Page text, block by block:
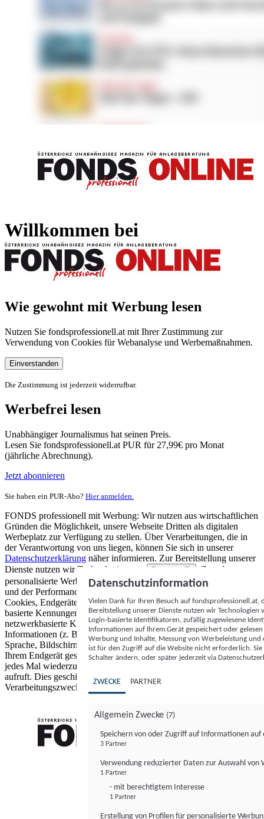
Willkommen bei
Wie gewohnt mit Werbung lesen
Nutzen Sie fondsprofessionell.at mit Ihrer Zustimmung zur
Verwendung von Cookies für Webanalyse und Werbemaßnahmen.
Einverstanden
Die Zustimmung ist jederzeit widerrufbar.
Werbefrei lesen
Unabhängiger Journalismus hat seinen Preis.
Lesen Sie fondsprofessionell.at PUR für 27,99€ pro Monat
(jährliche Abrechnung).
Jetzt abonnieren
Sie haben ein PUR-Abo? Hier anmelden.
FONDS professionell mit Werbung: Wir nutzen aus wirtschaftlichen
Gründen die Möglichkeit, unsere Webseite Dritten als digitalen
Werbeplatz zur Verfügung zu stellen. Über Verarbeitungen, die in
der Verantwortung von uns liegen, können Sie sich in unserer
Datenschutzerklärung näher informieren. Zur Bereitstellung unserer
Dienste nutzen wir Technologien von
Partnern (5)
. Zwecke:
personalisierte Werbung und Inhalte, Messung von Werbeleistung
und der Performance von Inhalten sowie Zielgruppenforschung.
Cookies, Endgeräte- oder ähnliche Online-Kennungen (z. B. login-
basierte Kennungen, zufällig generierte Kennungen,
netzwerkbasierte Kennungen) können zusammen mit anderen
Informationen (z. B. Browsertyp und Browserinformationen,
Sprache, Bildschirmgröße, unterstützte Technologien usw.) auf
Ihrem Endgerät gespeichert oder von dort ausgelesen werden, um es
jedes Mal wiederzuerkennen, wenn es eine App oder einer Webseite
aufruft. Dies geschieht für einen oder mehrere der hier aufgeführten
Verarbeitungszwecke.
Datenschutzinformation
Vielen Dank für Ihren Besuch auf
Bereitstellung unserer Dienste nutzen wir Technologien
Login-basierte Identifikatoren, zufällig zugewiesene
Informationen auf Ihrem Gerät gespeichert oder
Werbung und Inhalte, Messung von Werbeleistung
ist für den Zugriff auf die Website nicht erforderlich.
Schalter ändern, oder später jederzeit via
ZWECKE PARTNER
Allgemein Zwecke (7)
Speichern von oder Zugriff auf Informationen auf
3 Partner
Verwendung reduzierter Daten zur Auswahl von
1 Partner
- mit berechtigtem Interesse
1 Partner
Erstellung von Profilen für personalisierte
FONDS professionell